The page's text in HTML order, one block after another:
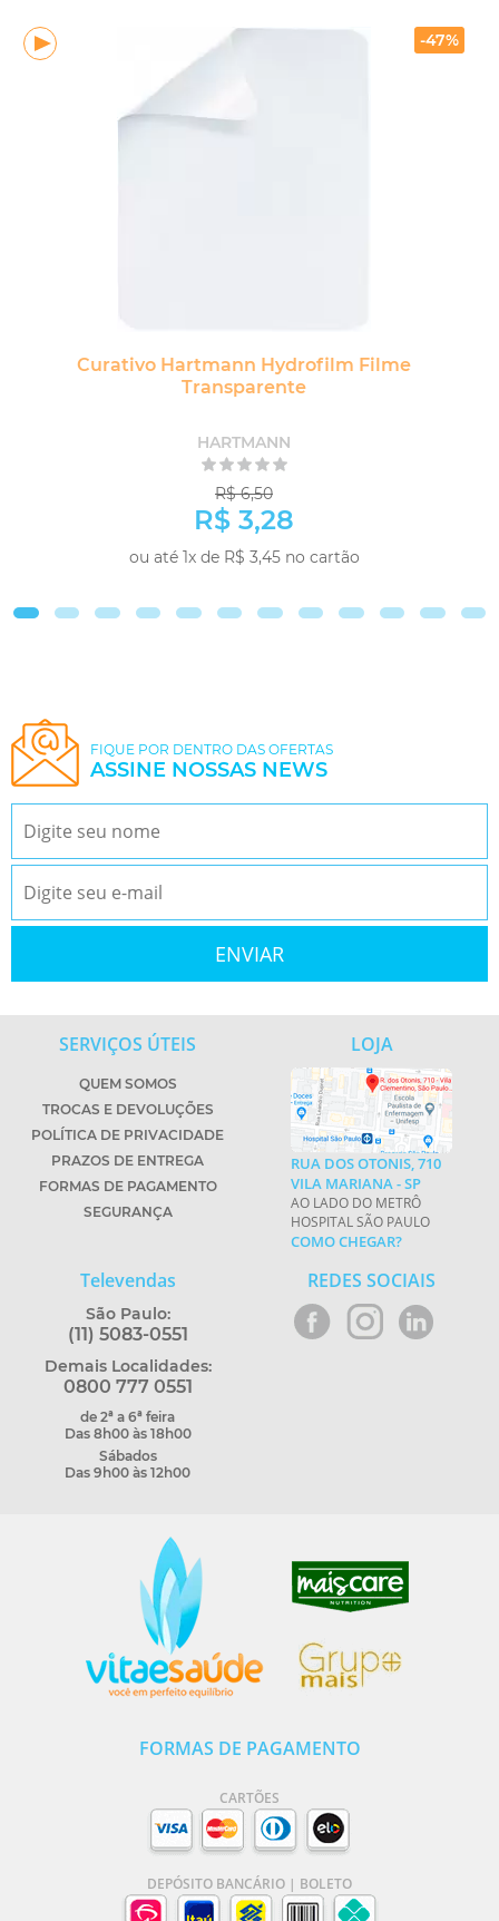
-47%
Curativo Hartmann Hydrofilm Filme
Transparente
HARTMANN
R$ 6,50
R$ 3,28
ou até 1x de R$ 3,45 no cartão
FIQUE POR DENTRO DAS OFERTAS
ASSINE NOSSAS NEWS
SERVIÇOS ÚTEIS
QUEM SOMOS
TROCAS E DEVOLUÇÕES
POLÍTICA DE PRIVACIDADE
PRAZOS DE ENTREGA
FORMAS DE PAGAMENTO
SEGURANÇA
LOJA
RUA DOS OTONIS, 710
VILA MARIANA - SP
AO LADO DO METRÔ
HOSPITAL SÃO PAULO
COMO CHEGAR?
Televendas
São Paulo:
(11) 5083-0551
Demais Localidades:
0800 777 0551
de 2ª a 6ª feira
Das 8h00 às 18h00
Sábados
Das 9h00 às 12h00
REDES SOCIAIS
FORMAS DE PAGAMENTO
CARTÕES
DEPÓSITO BANCÁRIO | BOLETO